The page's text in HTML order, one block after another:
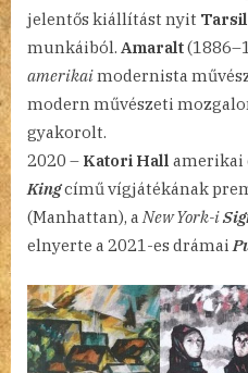
jelentős kiállítást nyit
munkáiból. Amaralt
amerikaimodernista
modern művészeti
gyakorolt.
2020 – Katori Hall amerikai
Kingcímű vígjátékának
(Manhattan), aNew York-i
elnyerte a 2021-es drámai